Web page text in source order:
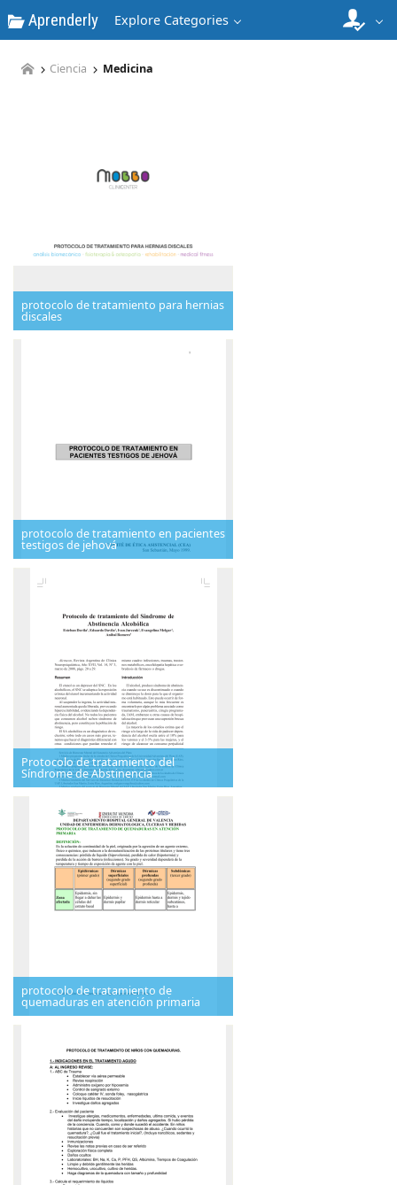
Aprenderly Explore Categories
Ciencia Medicina
protocolo de tratamiento para hernias
discales
protocolo de tratamiento en pacientes
testigos de jehová
Protocolo de tratamiento del
Síndrome de Abstinencia
protocolo de tratamiento de
quemaduras en atención primaria